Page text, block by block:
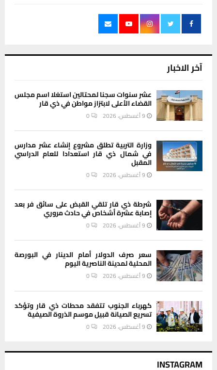
آخر الاخبار
عشر سنوات سجنا لمحتالين استغلا اسم مجلس
القضاء الأعلى لابتزاز مواطن في ذي قار
9 أغسطس، 2026 0
وزارة التربية تطلق مشروع إنشاء عشر مدارس
في شمال ذي قار استعدادا للعام الدراسي
المقبل
9 أغسطس، 2026 0
شرطة ذي قار تلقي القبض على سائق فر بعد
إصابة عشرة أشخاص في حادث مروري
9 أغسطس، 2026 0
سعر صرف الدولار أمام الدينار في البورصة
المحلية لمدينة الناصرية اليوم
9 أغسطس، 2026 0
كهرباء الجنوب تتفقد محطات ذي قار وتؤكد
تسريع الصيانة قبيل موسم الذروة الصيفية
9 أغسطس، 2026 0
INSTAGRAM